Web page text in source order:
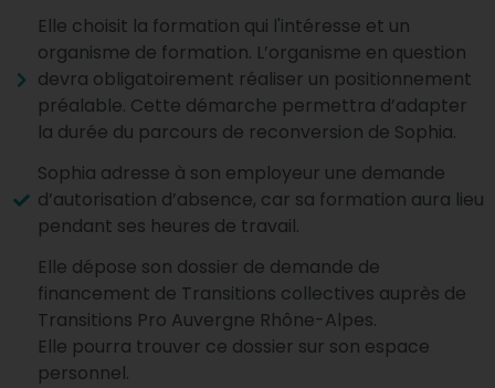
Elle choisit la formation qui l'intéresse et un
organisme de formation. L’organisme en question
devra obligatoirement réaliser un positionnement
préalable. Cette démarche permettra d’adapter
la durée du parcours de reconversion de Sophia.
Sophia adresse à son employeur une demande
d’autorisation d’absence, car sa formation aura lieu
pendant ses heures de travail.
Elle dépose son dossier de demande de
financement de Transitions collectives auprès de
Transitions Pro Auvergne Rhône-Alpes.
Elle pourra trouver ce dossier sur son espace
personnel.